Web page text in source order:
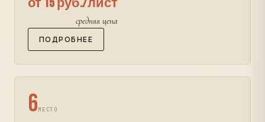
от 15 руб./лист
средняя цена
ПОДРОБНЕЕ
6МЕСТО